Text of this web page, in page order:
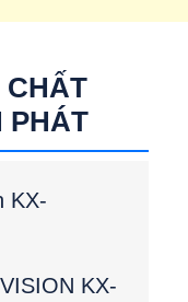
CHẤT
PHÁT
KX-
KX-